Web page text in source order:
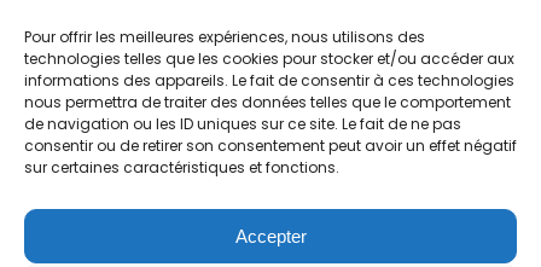
Pour offrir les meilleures expériences, nous utilisons des
technologies telles que les cookies pour stocker et/ou accéder aux
informations des appareils. Le fait de consentir à ces technologies
nous permettra de traiter des données telles que le comportement
de navigation ou les ID uniques sur ce site. Le fait de ne pas
consentir ou de retirer son consentement peut avoir un effet négatif
sur certaines caractéristiques et fonctions.
Accepter
Plan d'accès
Mentions légales
Politique de données personnelles
CGV
Horaires d’ouverture
Du mardi au samedi :
Fermé le dimanche et le lundi